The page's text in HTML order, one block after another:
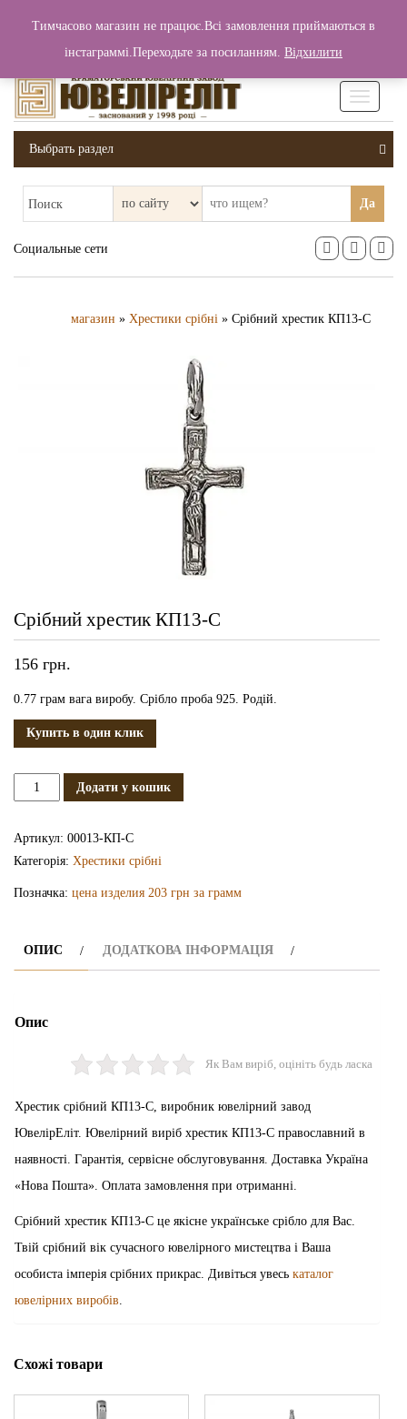
Вход / Регистрация 0 грн.
Выбрать раздел
Поиск Да
Социальные сети
магазин » Хрестики срібні » Срібний хрестик КП13-С
Срібний хрестик КП13-С
156 грн.
0.77 грам вага виробу. Срібло проба 925. Родій.
Купить в один клик
Срібний
Додати у кошик
Артикул: 00013-КП-С
Категорія: Хрестики срібні
Позначка: цена изделия 203 грн за грамм
ОПИС ДОДАТКОВА ІНФОРМАЦІЯ
Опис
Як Вам виріб, оцініть будь ласка
Хрестик срібний КП13-С, виробник ювелірний завод
ЮвелірЕліт. Ювелірний виріб хрестик КП13-С православний в
наявності. Гарантія, сервісне обслуговування. Доставка Україна
«Нова Пошта». Оплата замовлення при отриманні.
Срібний хрестик КП13-С це якісне українське срібло для Вас.
Твій срібний вік сучасного ювелірного мистецтва і Ваша
особиста імперія срібних прикрас. Дивіться увесь каталог
ювелірних виробів
Схожі товари
Тимчасово магазин не працює.Всі замовлення приймаються в
інстаграммі.Переходьте за посиланням. Відхилити